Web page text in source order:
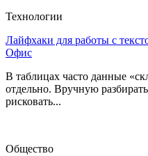
Технологии
Лайфхаки для работы с
Офис
В таблицах часто данные
отдельно. Вручную
рисковать...
Общество